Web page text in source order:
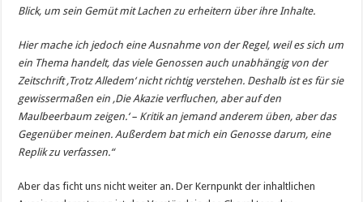
Blick, um sein Gemüt mit Lachen zu erheitern über ihre Inhalte.
Hier mache ich jedoch eine Ausnahme von der Regel, weil es sich um
ein Thema handelt, das viele Genossen auch unabhängig von der
Zeitschrift ‚Trotz Alledem‘ nicht richtig verstehen. Deshalb ist es für sie
gewissermaßen ein ‚Die Akazie verfluchen, aber auf den
Maulbeerbaum zeigen.‘ – Kritik an jemand anderem üben, aber das
Gegenüber meinen. Außerdem bat mich ein Genosse darum, eine
Replik zu verfassen.“
Aber das ficht uns nicht weiter an. Der Kernpunkt der inhaltlichen